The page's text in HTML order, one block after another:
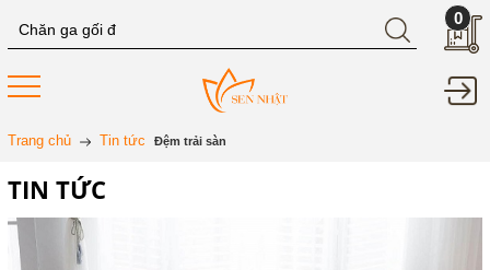
0
Trang chủ Tin tức Đệm trải sàn
TIN TỨC